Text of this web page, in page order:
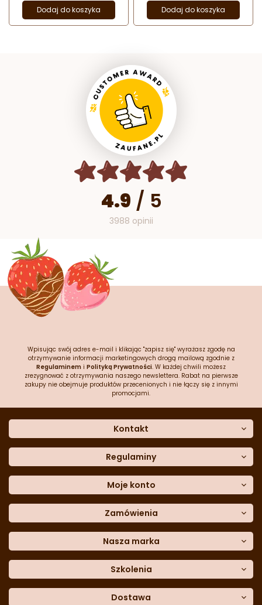
Dodaj do koszyka Dodaj do koszyka
4.9 / 5
3988 opinii
Wpisując swój adres e-mail i klikając "zapisz się" wyrażasz zgodę na
otrzymywanie informacji marketingowych drogą mailową zgodnie z
Regulaminem i Polityką Prywatności. W każdej chwili możesz
zrezygnować z otrzymywania naszego newslettera. Rabat na pierwsze
zakupy nie obejmuje produktów przecenionych i nie łączy się z innymi
promocjami.
Kontakt
Dane kontaktowe
Często zadawane pytania
Sklep stacjonarny
Formularz kontaktowy
Blog
telefon:601 767 272
Regulaminy
Polityka prywatności
Polityka cookies
Polityka reklamacji
Polityka zwrotów
Dostępność cyfrowa
Moje konto
Moje dane
Historia zamówień
Lista ulubionych
Moje rabaty
Zamówienia
Metody płatności
Dane do przelewu
Formularzreklamacji
Formularzzwrotu
Nasza marka
Trio Gelato
CDN
Szkolenia
Academy of Baker Arts
Dostawa